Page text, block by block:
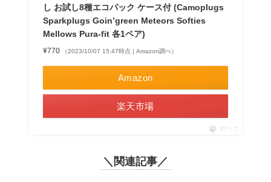
し お試し8種エコパック ケース付 (Camoplugs
Sparkplugs Goin’green Meteors Softies
Mellows Pura-fit 各1ペア)
¥770 （2023/10/07 15:47時点 | Amazon調べ）
Amazon
楽天市場
ポチップ
＼関連記事／